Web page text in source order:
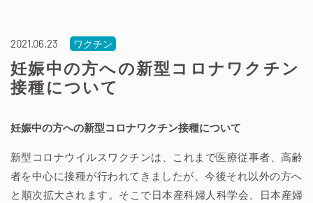
2021.06.23 ワクチン
妊娠中の方への新型コロナワクチン
接種について
妊娠中の方への新型コロナワクチン接種について
新型コロナウイルスワクチンは、これまで医療従事者、高齢
者を中心に接種が行われてきましたが、今後それ以外の方へ
と順次拡大されます。そこで日本産科婦人科学会、日本産婦